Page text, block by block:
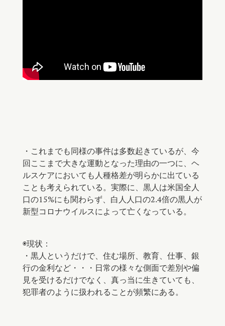
・これまでも同様の事件は多数起きているが、今
回ここまで大きな運動となった理由の一つに、ヘ
ルスケアにおいても人種格差が明らかに出ている
ことも考えられている。実際に、黒人は米国全人
口の15%にも関わらず、白人人口の2.4倍の黒人が
新型コロナウイルスによって亡くなっている。
◉現状：
・黒人というだけで、住む場所、教育、仕事、銀
行の金利など・・・日常の様々な側面で差別や偏
見を受けるだけでなく、真っ当に生きていても、
犯罪者のように扱われることが頻繁にある。⠀